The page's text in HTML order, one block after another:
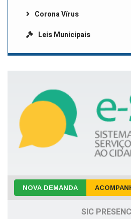
Corona Vírus
Leis Municipais
NOVA DEMANDA
SIC